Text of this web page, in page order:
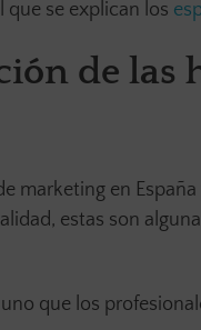
que se explican los
de las
marketing en
estas son
que los